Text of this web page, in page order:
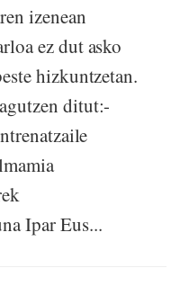
izenean
ez dut asko
hizkuntzetan.
ditut:-
Ipar Eus...